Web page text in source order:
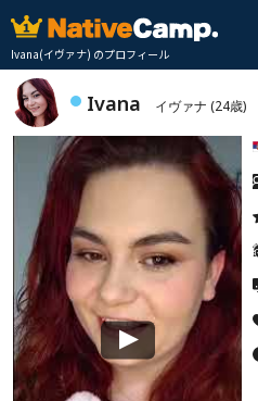
Ivana(イヴァナ) のプロフィール
Ivana イヴァナ (24歳)